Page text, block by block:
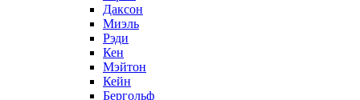
Даксон
Миэль
Рэди
Кен
Мэйтон
Кейн
Бергольф